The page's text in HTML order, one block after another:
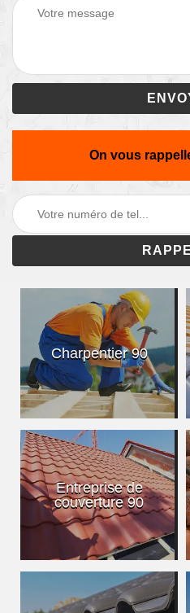
On vous
Charpentier 90
Entreprise de
couverture 90